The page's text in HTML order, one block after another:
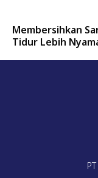
Membersihkan
Tidur Lebih